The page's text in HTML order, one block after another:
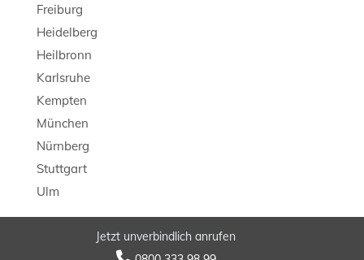
Jetzt unverbindlich anrufen
Freiburg
Heidelberg
Heilbronn
Karlsruhe
Kempten
München
Nürnberg
Stuttgart
Ulm
© 2026 LB Detektei